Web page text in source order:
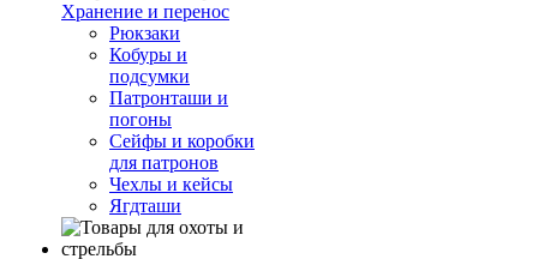
Хранение и перенос
Рюкзаки
Кобуры и
подсумки
Патронташи и
погоны
Сейфы и коробки
для патронов
Чехлы и кейсы
Ягдташи